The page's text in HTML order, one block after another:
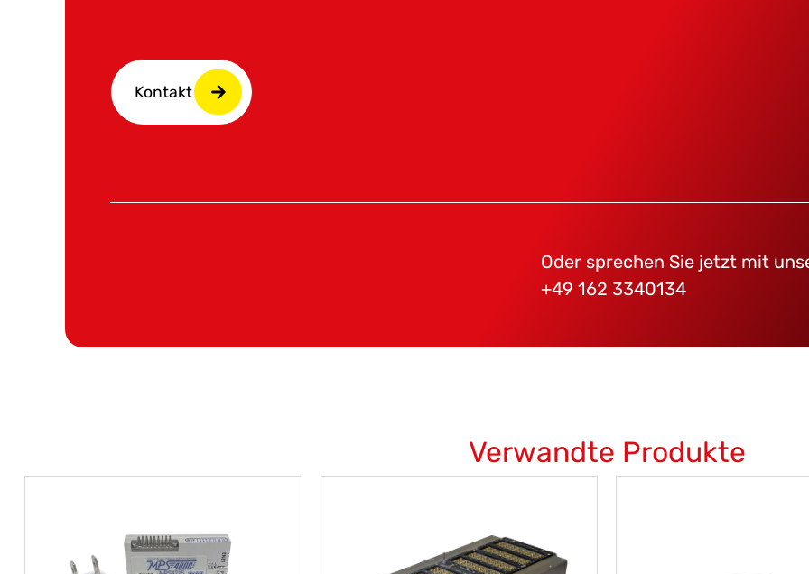
Kontakt
Oder sprechen Sie jetzt mit
+49 162 3340134
Verwandte Produkte